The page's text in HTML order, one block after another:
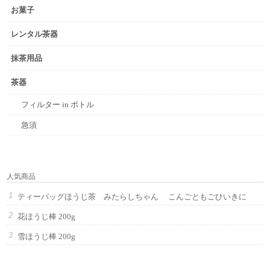
お菓子
レンタル茶器
抹茶用品
茶器
フィルター in ボトル
急須
人気商品
ティーバッグほうじ茶 みたらしちゃん こんごともごひいきに
花ほうじ棒 200g
雪ほうじ棒 200g